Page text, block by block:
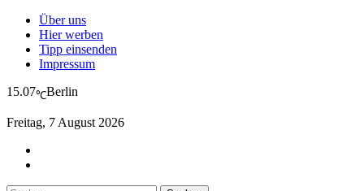
Über uns
Hier werben
Tipp einsenden
Impressum
15.07℃Berlin
Freitag, 7 August 2026